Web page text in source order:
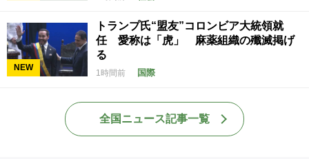
NEW
トランプ氏“盟友”コロンビア大統領就
任 愛称は「虎」 麻薬組織の殲滅掲げ
る
1時間前 国際
全国ニュース記事一覧